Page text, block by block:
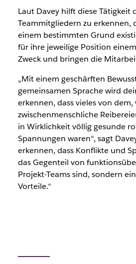
Laut Davey hilft diese Tätigkeit
Teammitgliedern zu erkennen,
einem bestimmten Grund
für ihre jeweilige Position
Zweck und bringen die
„Mit einem geschärften
gemeinsamen Sprache wird
erkennen, dass vieles von dem,
zwischenmenschliche
in Wirklichkeit völlig gesunde
Spannungen waren“, sagt
erkennen, dass Konflikte und
das Gegenteil von
Projekt-Teams sind, sondern
Vorteile.“